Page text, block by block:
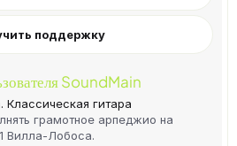
поддержку
SoundMain
гитара
грамотное арпеджио на
Вилла-Лобоса.